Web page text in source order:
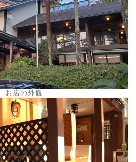
お店の外観